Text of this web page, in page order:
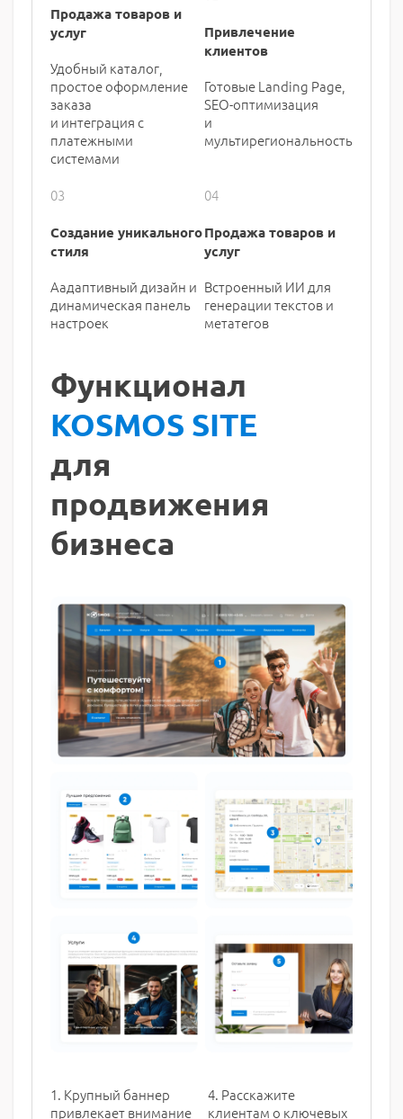
Продажа товаров и
услуг
Удобный каталог,
простое оформление
заказа
и интеграция с
платежными
системами
Привлечение
клиентов
Готовые Landing Page,
SEO-оптимизация
и
мультирегиональность
03
Создание уникального
стиля
Аадаптивный дизайн и
динамическая панель
настроек
04
Продажа товаров и
услуг
Встроенный ИИ для
генерации текстов и
метатегов
Функционал
KOSMOS SITE
для
продвижения
бизнеса
1. Крупный баннер
привлекает внимание
4. Расскажите
клиентам о ключевых